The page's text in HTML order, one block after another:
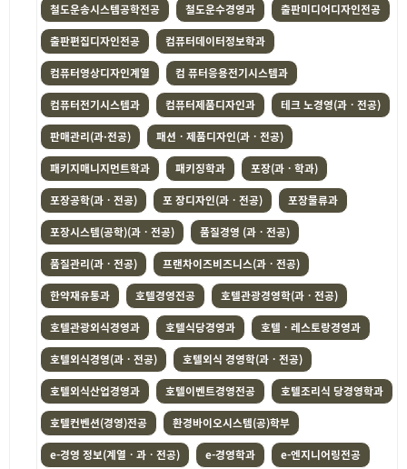
철도운송시스템공학전공
철도운수경영과
출판미디어디자인전공
출판편집디자인전공
컴퓨터데이터정보학과
컴퓨터영상디자인계열
컴 퓨터응용전기시스템과
컴퓨터전기시스템과
컴퓨터제품디자인과
테크 노경영(과ㆍ전공)
판매관리(과·전공)
패션ㆍ제품디자인(과ㆍ전공)
패키지매니지먼트학과
패키징학과
포장(과ㆍ학과)
포장공학(과ㆍ전공)
포 장디자인(과ㆍ전공)
포장물류과
포장시스템(공학)(과ㆍ전공)
품질경영 (과ㆍ전공)
품질관리(과ㆍ전공)
프랜차이즈비즈니스(과ㆍ전공)
한약재유통과
호텔경영전공
호텔관광경영학(과ㆍ전공)
호텔관광외식경영과
호텔식당경영과
호텔ㆍ레스토랑경영과
호텔외식경영(과ㆍ전공)
호텔외식 경영학(과ㆍ전공)
호텔외식산업경영과
호텔이벤트경영전공
호텔조리식 당경영학과
호텔컨벤션(경영)전공
환경바이오시스템(공)학부
e-경영 정보(계열ㆍ과ㆍ전공)
e-경영학과 e-엔지니어링전공